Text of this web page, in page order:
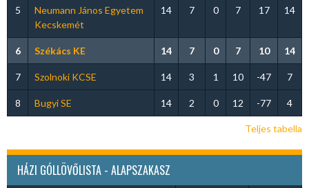
5
Neumann János Egyetem
Kecskemét
14 7 0 7 17 14
6 Székács KE 14 7 0 7 10 14
7 Szolnoki KCSE 14 3 1 10 -47 7
8 Bugyi SE 14 2 0 12 -77 4
Teljes tabella
HÁZI GÓLLÖVŐLISTA - ALAPSZAKASZ